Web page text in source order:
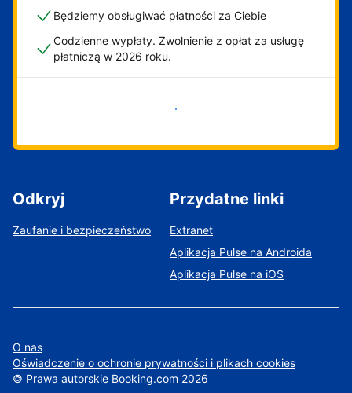
Będziemy obsługiwać płatności za Ciebie
Codzienne wypłaty. Zwolnienie z opłat za usługę
płatniczą w 2026 roku.
Zacznij już teraz
Odkryj
Zaufanie i bezpieczeństwo
Przydatne linki
Extranet
Aplikacja Pulse na Androida
Aplikacja Pulse na iOS
O nas
Oświadczenie o ochronie prywatności i plikach cookies
© Prawa autorskie Booking.com 2026